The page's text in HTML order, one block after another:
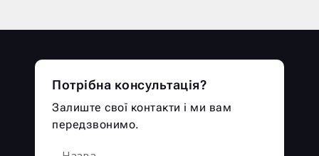
Потрібна консультація?
Залиште свої контакти і ми вам
передзвонимо.